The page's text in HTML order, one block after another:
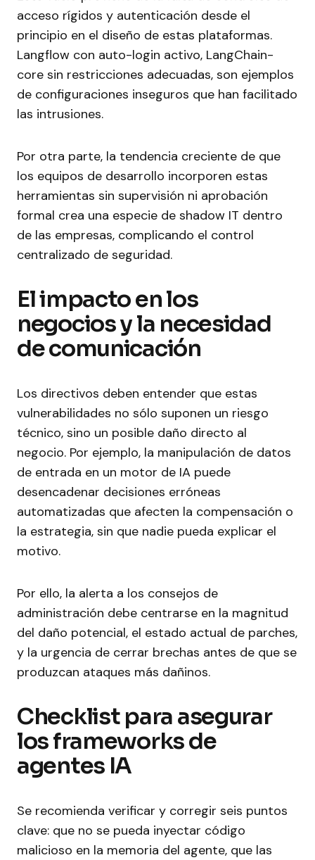
acceso rígidos y autenticación desde el
principio en el diseño de estas plataformas.
Langflow con auto-login activo, LangChain-
core sin restricciones adecuadas, son ejemplos
de configuraciones inseguros que han facilitado
las intrusiones.
Por otra parte, la tendencia creciente de que
los equipos de desarrollo incorporen estas
herramientas sin supervisión ni aprobación
formal crea una especie de shadow IT dentro
de las empresas, complicando el control
centralizado de seguridad.
El impacto en los
negocios y la necesidad
de comunicación
Los directivos deben entender que estas
vulnerabilidades no sólo suponen un riesgo
técnico, sino un posible daño directo al
negocio. Por ejemplo, la manipulación de datos
de entrada en un motor de IA puede
desencadenar decisiones erróneas
automatizadas que afecten la compensación o
la estrategia, sin que nadie pueda explicar el
motivo.
Por ello, la alerta a los consejos de
administración debe centrarse en la magnitud
del daño potencial, el estado actual de parches,
y la urgencia de cerrar brechas antes de que se
produzcan ataques más dañinos.
Checklist para asegurar
los frameworks de
agentes IA
Se recomienda verificar y corregir seis puntos
clave: que no se pueda inyectar código
malicioso en la memoria del agente, que las